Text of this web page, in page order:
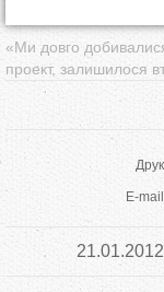
«Ми довго
проект, залишилося
Друк
E-mail
21.01.2012